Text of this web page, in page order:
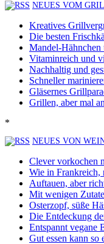
NEUES VOM
Kreatives
Die besten
Mandel-Hähnchen
Vitaminreich und
Nachhaltig und
Schneller
Gläsernes
Grillen, aber mal
*
NEUES VON
Clever vorkochen
Wie in Frankreich,
Auftauen, aber
Mit wenigen
Osterzopf, süße
Die Entdeckung
Entspannt vegane
Gut essen kann so